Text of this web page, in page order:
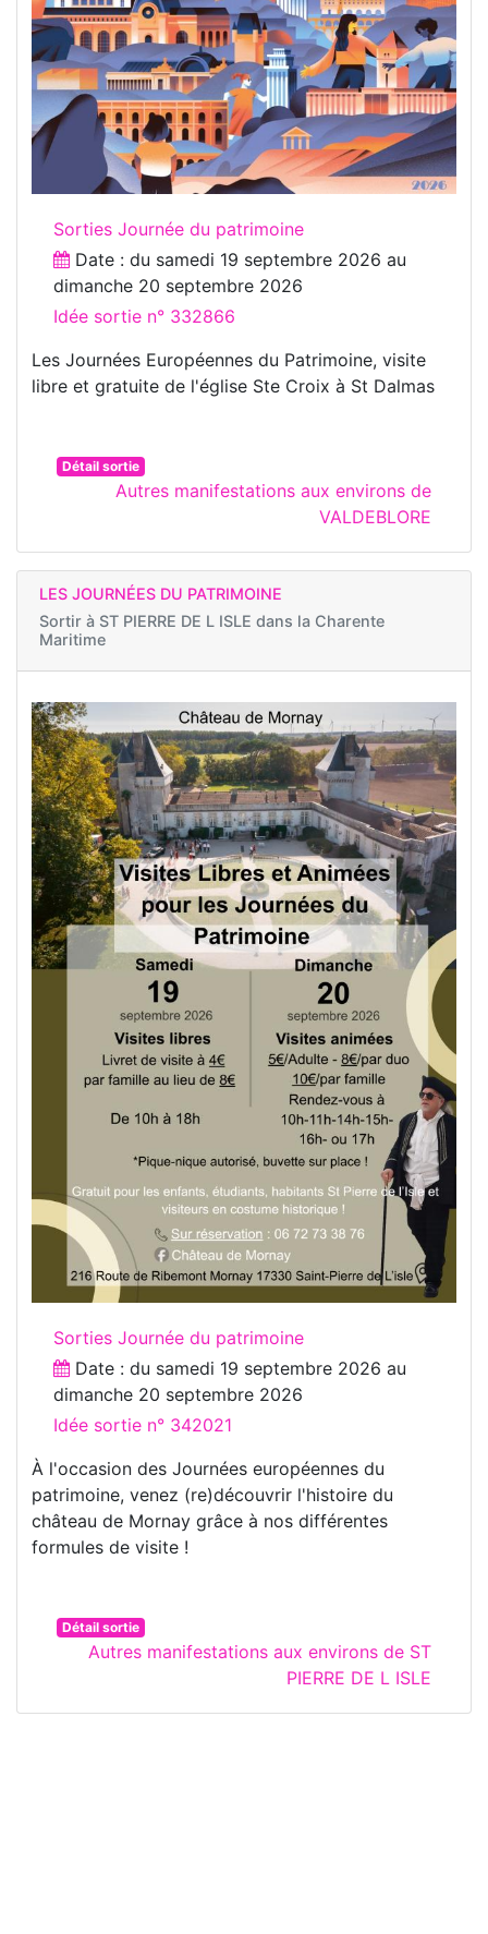
Sorties Journée du patrimoine
Date : du samedi 19 septembre 2026 au
dimanche 20 septembre 2026
Idée sortie n° 332866
Les Journées Européennes du Patrimoine, visite
libre et gratuite de l'église Ste Croix à St Dalmas
Détail sortie
Autres manifestations aux environs de
VALDEBLORE
LES JOURNÉES DU PATRIMOINE
Sortir à ST PIERRE DE L ISLE dans la Charente
Maritime
Sorties Journée du patrimoine
Date : du samedi 19 septembre 2026 au
dimanche 20 septembre 2026
Idée sortie n° 342021
À l'occasion des Journées européennes du
patrimoine, venez (re)découvrir l'histoire du
château de Mornay grâce à nos différentes
formules de visite !
Détail sortie
Autres manifestations aux environs de ST
PIERRE DE L ISLE